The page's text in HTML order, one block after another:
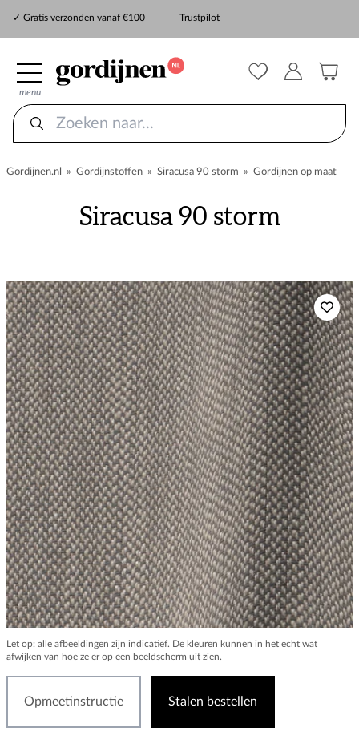
✓ Gratis verzonden vanaf €100
Trustpilot
menu
Gordijnen.nl » Gordijnstoffen » Siracusa 90 storm » Gordijnen op maat
Siracusa 90 storm
Let op: alle afbeeldingen zijn indicatief. De kleuren kunnen in het echt wat
afwijken van hoe ze er op een beeldscherm uit zien.
Opmeetinstructie Stalen bestellen